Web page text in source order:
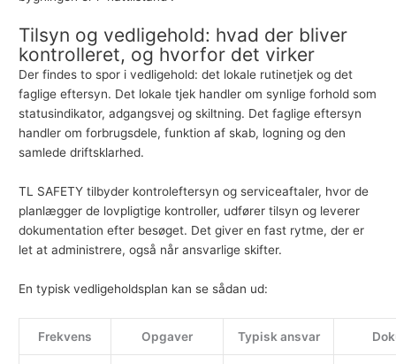
Tilsyn og vedligehold: hvad der bliver
kontrolleret, og hvorfor det virker
Der findes to spor i vedligehold: det lokale rutinetjek og det
faglige eftersyn. Det lokale tjek handler om synlige forhold som
statusindikator, adgangsvej og skiltning. Det faglige eftersyn
handler om forbrugsdele, funktion af skab, logning og den
samlede driftsklarhed.
TL SAFETY tilbyder kontroleftersyn og serviceaftaler, hvor de
planlægger de lovpligtige kontroller, udfører tilsyn og leverer
dokumentation efter besøget. Det giver en fast rytme, der er
let at administrere, også når ansvarlige skifter.
En typisk vedligeholdsplan kan se sådan ud:
Frekvens Opgaver Typisk ansvar